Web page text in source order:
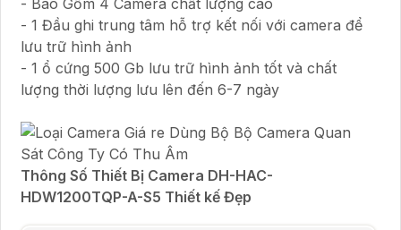
- Bao Gồm 4 Camera chất lượng cao
- 1 Đầu ghi trung tâm hỗ trợ kết nối với camera để
lưu trữ hình ảnh
- 1 ổ cứng 500 Gb lưu trữ hình ảnh tốt và chất
lượng thời lượng lưu lên đến 6-7 ngày
Thông Số Thiết Bị Camera DH-HAC-
HDW1200TQP-A-S5 Thiết kế Đẹp